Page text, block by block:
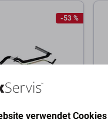
-53 %
verwendet Cookies